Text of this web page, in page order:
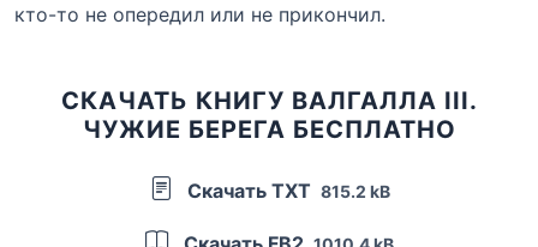
кто-то не опередил или не прикончил.
СКАЧАТЬ КНИГУ ВАЛГАЛЛА III.
ЧУЖИЕ БЕРЕГА БЕСПЛАТНО
Скачать TXT 815.2 kB